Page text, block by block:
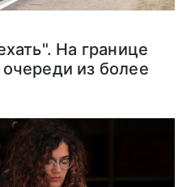
На границе
из более